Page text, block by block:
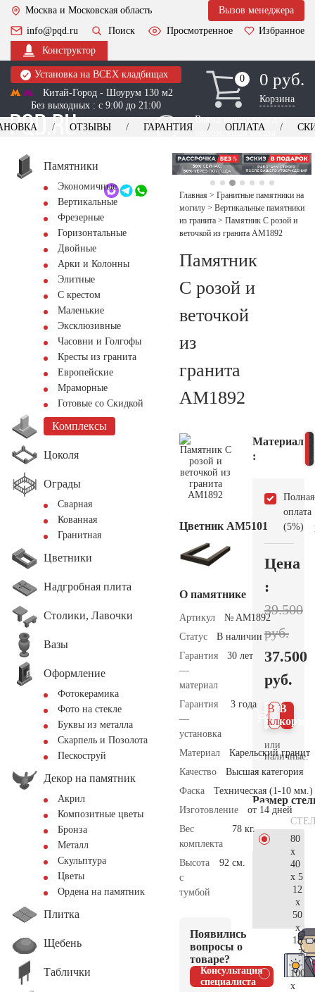
Москва и Московская область
Вызов менеджера
info@pqd.ru
Поиск Просмотренное
Избранное
Конструктор
Установка на ВСЕХ кладбищах
Китай-Город - Шоурум 130 м2
Без выходных : с 9:00 до 21:00
0
0 0 руб.
Корзина
Выезд менеджера для
оформления заказа
+7 (495) 518-44-23
Обратный звонок
ОТЗЫВЫ ГАРАНТИЯ ОПЛАТА
Памятники
Экономичные
Вертикальные
Фрезерные
Горизонтальные
Двойные
Арки и Колонны
Элитные
С крестом
Маленькие
Эксклюзивные
Часовни и Голгофы
Кресты из гранита
Европейские
Мраморные
Готовые со Скидкой
Комплексы
Цоколя
Ограды
Сварная
Кованная
Гранитная
Цветники
Надгробная плита
Столики, Лавочки
Вазы
Оформление
Фотокерамика
Фото на стекле
Буквы из металла
Скарпель и Позолота
Пескоструй
Декор на памятник
Акрил
Композитные цветы
Бронза
Металл
Скульптура
Цветы
Ордена на памятник
Плитка
Щебень
Таблички
Главная > Гранитные памятники на
могилу > Вертикальные памятники
из гранита > Памятник С розой и
веточкой из гранита AM1892
Памятник
С розой и
веточкой
из
гранита
AM1892
Цветник АМ5101
О памятнике
Артикул
№ AM1892
Статус
В наличии
Гарантия
—
материал
30 лет
Гарантия
—
установка
3 года
Материал
Карельский гранит
Качество
Высшая категория
Фаска
Техническая (1-10 мм.)
Изготовление
от 14 дней
Вес
комплекта
78 кг.
Высота
с
тумбой
92 см.
Появились
вопросы о
товаре?
Консультация
специалиста
Материал
:
Полная
оплата
(5%)
Цена
:
39.500
руб.
37.500
руб.
В
В 1
клик
или
наличные.
Размер
80
x
40
x 5
12
x
50
x
15
100
x